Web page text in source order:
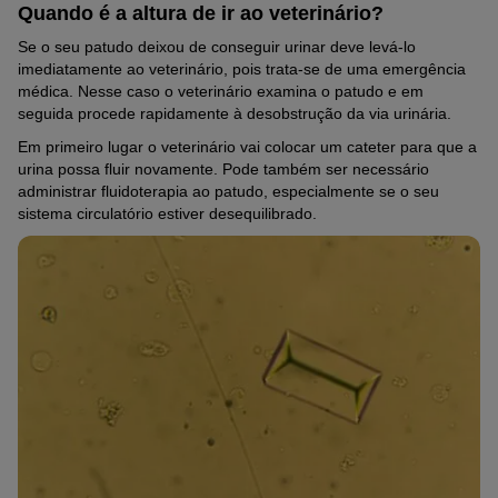
Quando é a altura de ir ao veterinário?
Se o seu patudo deixou de conseguir urinar deve levá-lo
imediatamente ao veterinário, pois trata-se de uma emergência
médica. Nesse caso o veterinário examina o patudo e em
seguida procede rapidamente à desobstrução da via urinária.
Em primeiro lugar o veterinário vai colocar um cateter para que a
urina possa fluir novamente. Pode também ser necessário
administrar fluidoterapia ao patudo, especialmente se o seu
sistema circulatório estiver desequilibrado.